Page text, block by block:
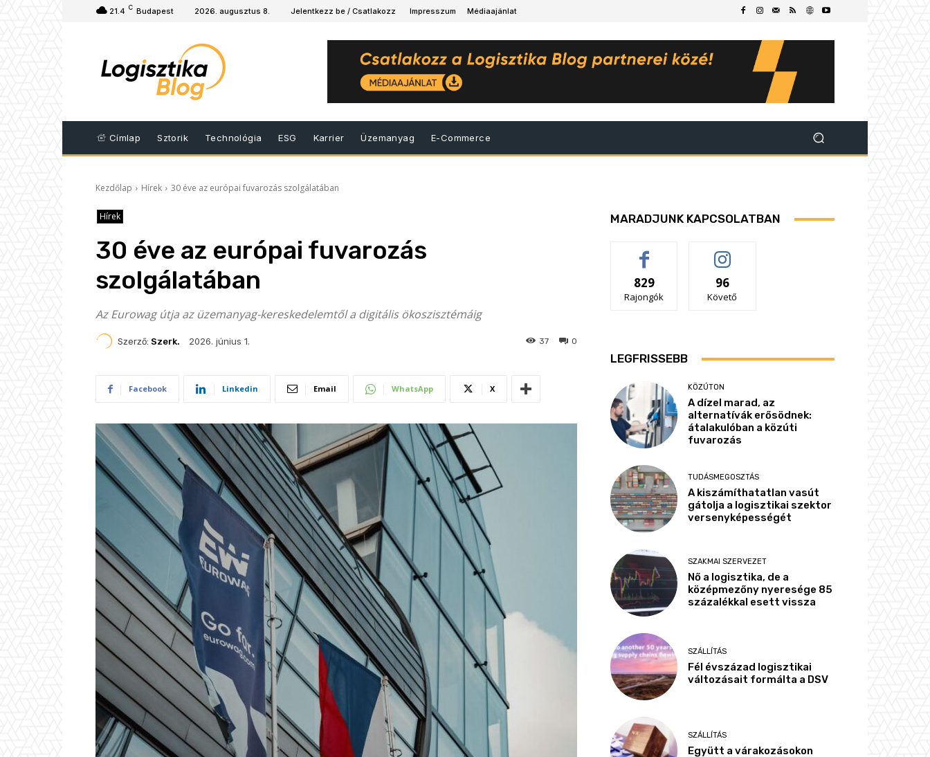
21.4 C Budapest 2026. augusztus 8. Jelentkezz be / Csatlakozz Impresszum Médiaajánlat
Címlap Sztorik Technológia ESG Karrier Üzemanyag E-Commerce
Kezdőlap Hírek 30 éve az európai fuvarozás szolgálatában
Hírek
30 éve az európai fuvarozás
szolgálatában
Az Eurowag útja az üzemanyag-kereskedelemtől a digitális ökoszisztémáig
Szerző: Szerk. 2026. június 1. 0
37
Facebook Linkedin Email WhatsApp X
MARADJUNK KAPCSOLATBAN
829
Rajongók
96
Követő
LEGFRISSEBB
KÖZÚTON
A dízel marad, az
alternatívák erősödnek:
átalakulóban a közúti
fuvarozás
TUDÁSMEGOSZTÁS
A kiszámíthatatlan vasút
gátolja a logisztikai szektor
versenyképességét
SZAKMAI SZERVEZET
Nő a logisztika, de a
középmezőny nyeresége 85
százalékkal esett vissza
SZÁLLÍTÁS
Fél évszázad logisztikai
változásait formálta a DSV
SZÁLLÍTÁS
Együtt a várakozásokon